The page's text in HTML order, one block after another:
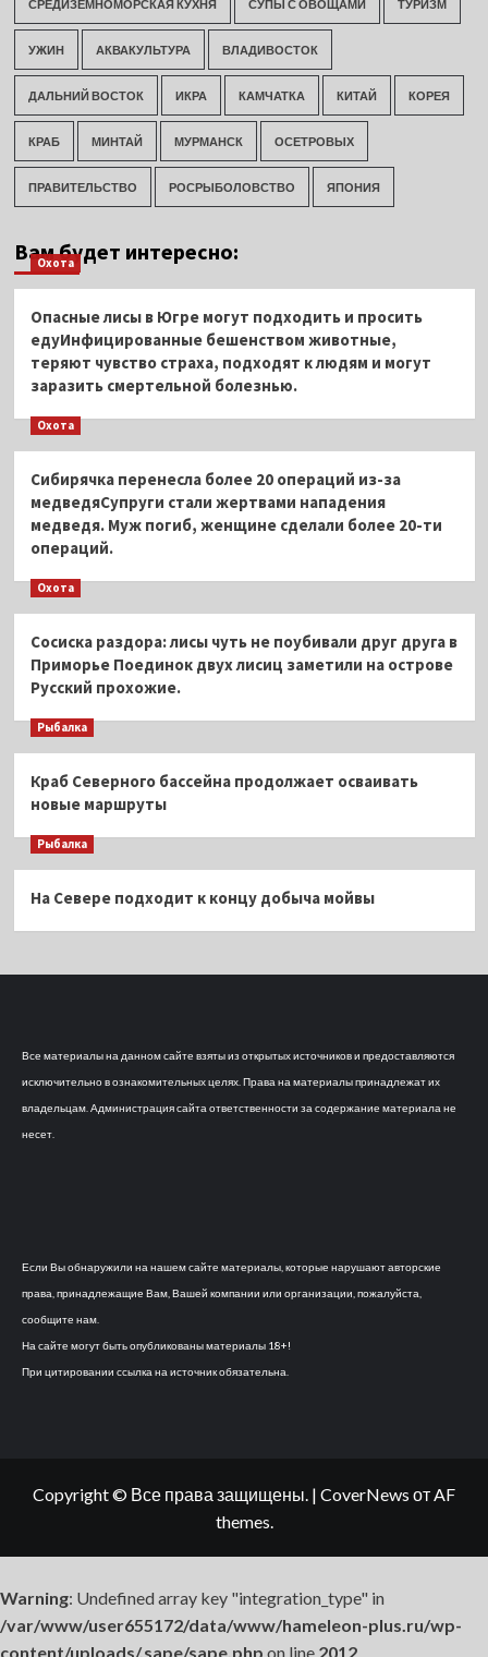
СРЕДИЗЕМНОМОРСКАЯ КУХНЯ СУПЫ С ОВОЩАМИ ТУРИЗМ
УЖИН АКВАКУЛЬТУРА ВЛАДИВОСТОК
ДАЛЬНИЙ ВОСТОК ИКРА КАМЧАТКА КИТАЙ КОРЕЯ
КРАБ МИНТАЙ МУРМАНСК ОСЕТРОВЫХ
ПРАВИТЕЛЬСТВО РОСРЫБОЛОВСТВО ЯПОНИЯ
Вам будет интересно:
Охота
Опасные лисы в Югре могут подходить и просить
едуИнфицированные бешенством животные,
теряют чувство страха, подходят к людям и могут
заразить смертельной болезнью.
Охота
Сибирячка перенесла более 20 операций из-за
медведяСупруги стали жертвами нападения
медведя. Муж погиб, женщине сделали более 20-ти
операций.
Охота
Сосиска раздора: лисы чуть не поубивали друг друга в
Приморье Поединок двух лисиц заметили на острове
Русский прохожие.
Рыбалка
Краб Северного бассейна продолжает осваивать
новые маршруты
Рыбалка
На Севере подходит к концу добыча мойвы
Все материалы на данном сайте взяты из открытых источников и предоставляются
исключительно в ознакомительных целях. Права на материалы принадлежат их
владельцам. Администрация сайта ответственности за содержание материала не
несет.
Если Вы обнаружили на нашем сайте материалы, которые нарушают авторские
права, принадлежащие Вам, Вашей компании или организации, пожалуйста,
сообщите нам.
На сайте могут быть опубликованы материалы 18+!
При цитировании ссылка на источник обязательна.
Copyright © Все права защищены. | CoverNews от AF
themes.
Warning: Undefined array key "integration_type" in
/var/www/user655172/data/www/hameleon-plus.ru/wp-
content/uploads/.sape/sape.php on line 2012